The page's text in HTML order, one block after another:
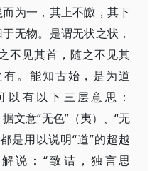
为一，其上不皦，其下
无物。是谓无状之状，
不见其首，随之不见其
。能知古始，是为道
有以下三层意思：
文意“无色”（夷）、“无
是用以说明“道”的超越
说：“致诘，独言思